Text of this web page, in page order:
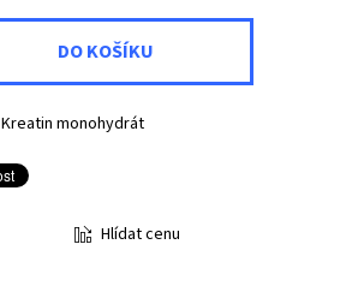
Kreatin monohydrát
Hlídat cenu